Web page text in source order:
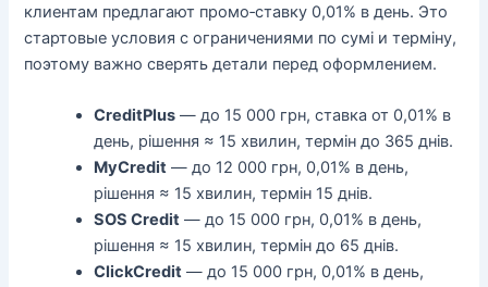
клиентам предлагают промо‑ставку 0,01% в день. Это
стартовые условия с ограничениями по сумі и терміну,
поэтому важно сверять детали перед оформлением.
CreditPlus — до 15 000 грн, ставка от 0,01% в
день, рішення ≈ 15 хвилин, термін до 365 днів.
MyCredit — до 12 000 грн, 0,01% в день,
рішення ≈ 15 хвилин, термін 15 днів.
SOS Credit — до 15 000 грн, 0,01% в день,
рішення ≈ 15 хвилин, термін до 65 днів.
ClickCredit — до 15 000 грн, 0,01% в день,